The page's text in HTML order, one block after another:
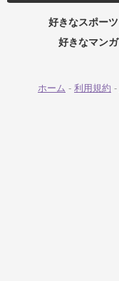
好きなスポーツ
好きなマンガ
ホーム - 利用規約 -